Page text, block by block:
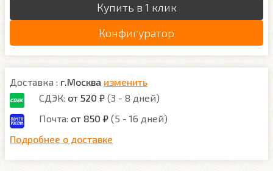
Купить в 1 клик
Конфигуратор
Доставка : г.Москва изменить
СДЭК: от 520 ₽ (3 - 8 дней)
Почта: от 850 ₽ (5 - 16 дней)
Подробнее о доставке